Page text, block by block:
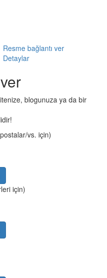
Resme bağlantı ver
Detaylar
blogunuza ya da bir
vs. için)
için)